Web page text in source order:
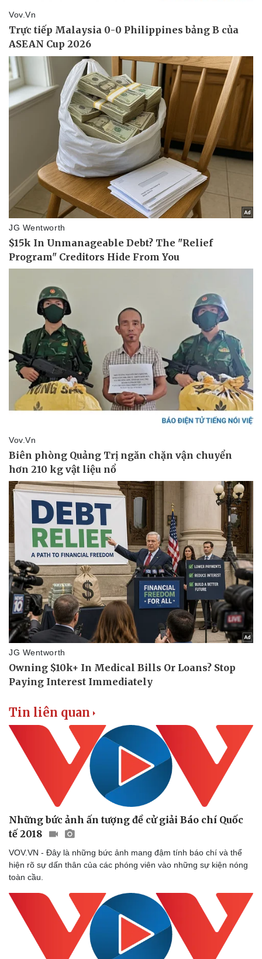
Pháp luật
Vụ án
Tin nóng
Tư vấn luật
Quân sự - Quốc phòng
Vũ khí
Việt Nam
Phân tích
Tin liên quan
Những bức ảnh ấn tượng đề cử giải Báo chí Quốc
tế 2018
VOV.VN - Đây là những bức ảnh mang đậm tính báo chí và thể
hiện rõ sự dấn thân của các phóng viên vào những sự kiện nóng
toàn cầu.